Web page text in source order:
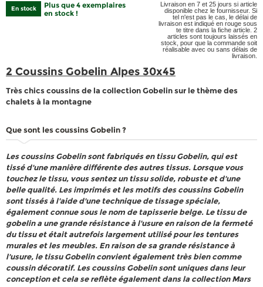
En stock
Plus que 4 exemplaires
en stock !
Livraison en 7 et 25 jours si article
disponible chez le fournisseur. Si
tel n'est pas le cas, le délai de
livraison est indiqué en rouge sous
te titre dans la fiche article. 2
articles sont toujours laissés en
stock, pour que la commande soit
réalisable avec ou sans délais de
livraison.
2 Coussins Gobelin Alpes 30x45
Très chics coussins de la collection Gobelin sur le thème des
chalets à la montagne
Que sont les coussins Gobelin ?
Les coussins Gobelin sont fabriqués en tissu Gobelin, qui est
tissé d'une manière différente des autres tissus. Lorsque vous
touchez le tissu, vous sentez un tissu solide, robuste et d'une
belle qualité. Les imprimés et les motifs des coussins Gobelin
sont tissés à l'aide d'une technique de tissage spéciale,
également connue sous le nom de tapisserie belge. Le tissu de
gobelin a une grande résistance à l'usure en raison de la fermeté
du tissu et était autrefois largement utilisé pour les tentures
murales et les meubles. En raison de sa grande résistance à
l'usure, le tissu Gobelin convient également très bien comme
coussin décoratif. Les coussins Gobelin sont uniques dans leur
conception et cela se reflète également dans la collection Mars